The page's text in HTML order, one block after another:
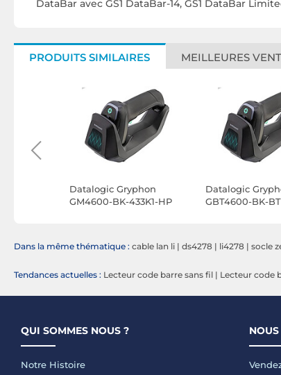
DataBar avec GS1 DataBar-14, GS1 DataBar
PRODUITS SIMILAIRES MEILLEURES
Datalogic Gryphon
GM4600-BK-433K1-HP
Datalogic
GBT4600-BK-
Dans la même thématique : cable lan li | ds4278 | li4278 | socle
Tendances actuelles : Lecteur code barre sans fil | Lecteur code
QUI SOMMES NOUS ?
Notre Histoire